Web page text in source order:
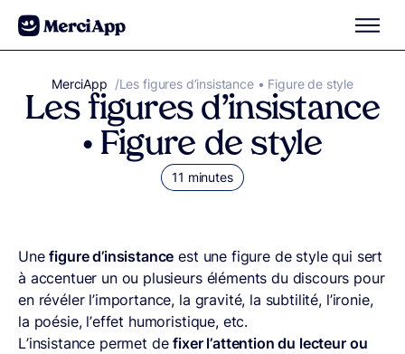
Aller au contenu
MerciApp correcteur orthographe
/Les figures d’insistance • Figure de style
Les figures d’insistance
• Figure de style
11 minutes
Unefigure d’insistance est une figure de style qui sert
à accentuer un ou plusieurs éléments du discours pour
en révéler l’importance, la gravité, la subtilité, l’ironie,
la poésie, l’effet humoristique, etc.
L’insistance permet defixer l’attention du lecteur ou